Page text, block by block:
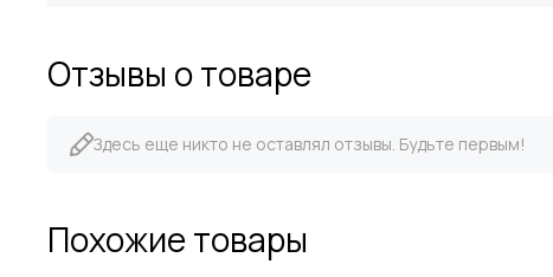
Отзывы о товаре
Здесь еще никто не оставлял отзывы. Будьте первым!
Похожие товары